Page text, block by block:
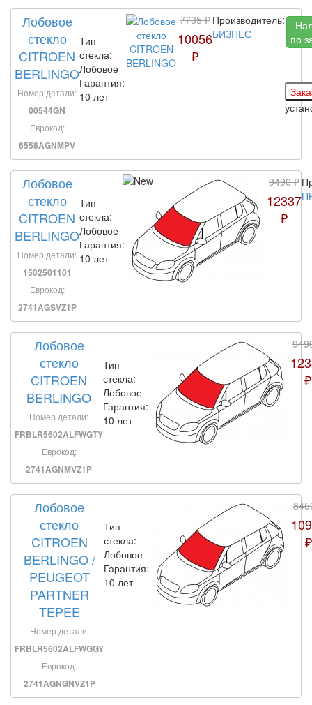
Лобовое
стекло
CITROEN
BERLINGO
Номер детали:
00544GN
Еврокод:
6558AGNMPV
Тип
стекла:
Лобовое
Гарантия:
10 лет
7735 ₽
10056
₽
Производитель:
БИЗНЕС
по
Лобовое
стекло
CITROEN
BERLINGO
Номер детали:
1502501101
Еврокод:
2741AGSVZ1P
Тип
стекла:
Лобовое
Гарантия:
10 лет
9490 ₽
12337
₽
Лобовое
стекло
CITROEN
BERLINGO
Номер детали:
FRBLR5602ALFWGTY
Еврокод:
2741AGNMVZ1P
Тип
стекла:
Лобовое
Гарантия:
10 лет
₽
Лобовое
стекло
CITROEN
BERLINGO /
PEUGEOT
PARTNER
TEPEE
Номер детали:
FRBLR5602ALFWGGY
Еврокод:
2741AGNGNVZ1P
Тип
стекла:
Лобовое
Гарантия:
10 лет
₽